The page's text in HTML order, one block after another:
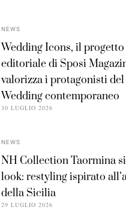
NEWS
Wedding Icons, il progetto
editoriale di Sposi
valorizza i protagonisti del
Wedding contemporaneo
30 LUGLIO 2026
NEWS
NH Collection Taormina
look: restyling ispirato
della Sicilia
29 LUGLIO 2026